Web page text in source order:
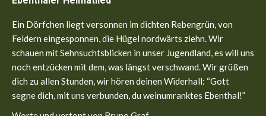
opens
in
new
window
opens
in
new
window
Ein Dörfchen liegt versonnen im dichten Rebengrün, von
Feldern eingesponnen, die Hügel nordwärts ziehn. Wir
schauen mit Sehnsuchtsblicken in unser Jugendland, es will uns
noch entzücken mit dem, was längst verschwand. Wir grüßen
dich zu allen Stunden, wir hören deinen Widerhall: “Gott
segne dich, mit uns verbunden, du weinumranktes Ebenthal!”